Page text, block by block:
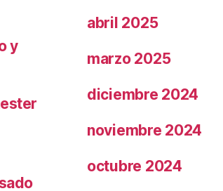
y
abril 2025
marzo 2025
diciembre 2024
noviembre 2024
octubre 2024